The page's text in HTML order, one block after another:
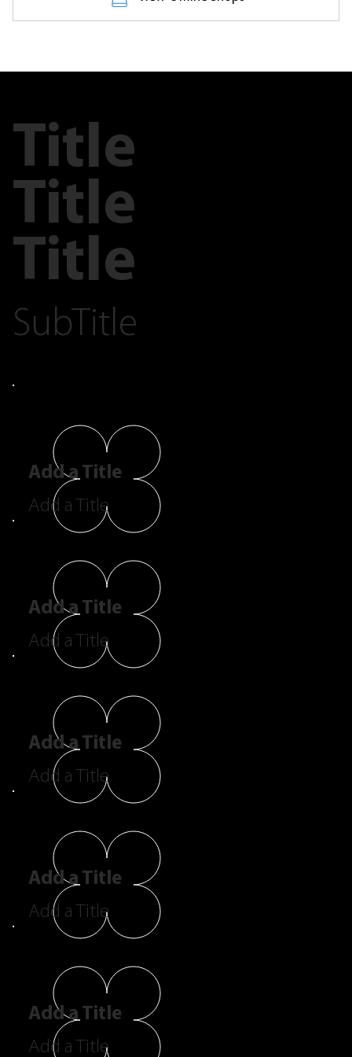
Title
Title
Title
SubTitle
Add a Title
Add a Title
Add a Title
Add a Title
Add a Title
Add a Title
Add a Title
Add a Title
Add a Title
Add a Title